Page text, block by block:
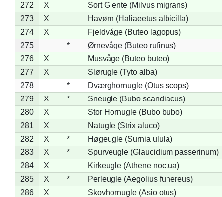
272
X
Sort Glente (Milvus migrans)
273
X
Havørn (Haliaeetus albicilla)
274
X
Fjeldvåge (Buteo lagopus)
275
*
Ørnevåge (Buteo rufinus)
276
X
Musvåge (Buteo buteo)
277
X
Slørugle (Tyto alba)
278
*
Dværghornugle (Otus scops)
279
X *
Sneugle (Bubo scandiacus)
280
X
Stor Hornugle (Bubo bubo)
281
X
Natugle (Strix aluco)
282
X *
Høgeugle (Surnia ulula)
283
X *
Spurveugle (Glaucidium passerinum)
284
X
Kirkeugle (Athene noctua)
285
X *
Perleugle (Aegolius funereus)
286
X
Skovhornugle (Asio otus)